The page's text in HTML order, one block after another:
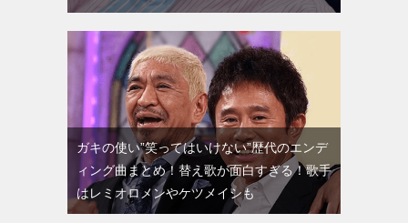
ガキの使い”笑ってはいけない”歴代のエンデ
ィング曲まとめ！替え歌が面白すぎる！歌手
はレミオロメンやケツメイシも